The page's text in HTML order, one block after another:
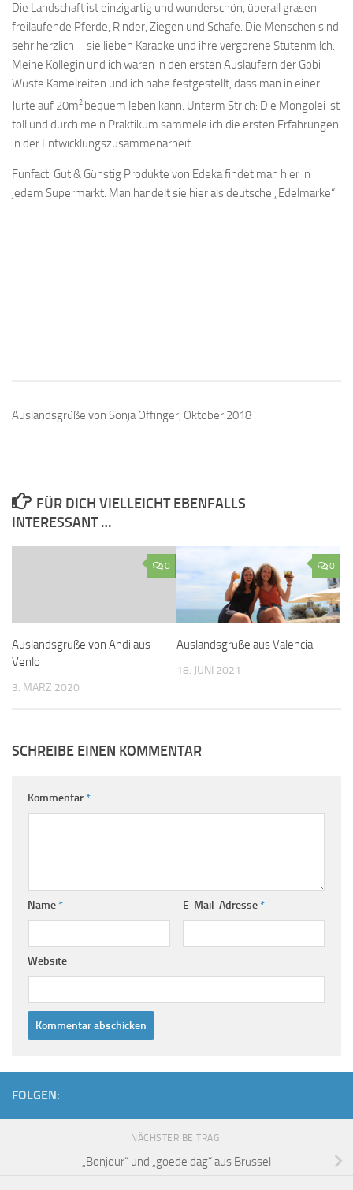
Die Landschaft ist einzigartig und wunderschön, überall grasen
freilaufende Pferde, Rinder, Ziegen und Schafe. Die Menschen sind
sehr herzlich – sie lieben Karaoke und ihre vergorene Stutenmilch.
Meine Kollegin und ich waren in den ersten Ausläufern der Gobi
Wüste Kamelreiten und ich habe festgestellt, dass man in einer
Jurte auf 20m2 bequem leben kann. Unterm Strich: Die Mongolei ist
toll und durch mein Praktikum sammele ich die ersten Erfahrungen
in der Entwicklungszusammenarbeit.
Funfact: Gut & Günstig Produkte von Edeka findet man hier in
jedem Supermarkt. Man handelt sie hier als deutsche „Edelmarke“.
Auslandsgrüße von Sonja Offinger, Oktober 2018
FÜR DICH VIELLEICHT EBENFALLS
INTERESSANT …
0
Auslandsgrüße von Andi aus
Venlo
3. MÄRZ 2020
0
Auslandsgrüße aus Valencia
18. JUNI 2021
SCHREIBE EINEN KOMMENTAR
Kommentar*
Name* E-Mail-Adresse*
Website
FOLGEN:
NÄCHSTER BEITRAG
„Bonjour“ und „goede dag“ aus Brüssel